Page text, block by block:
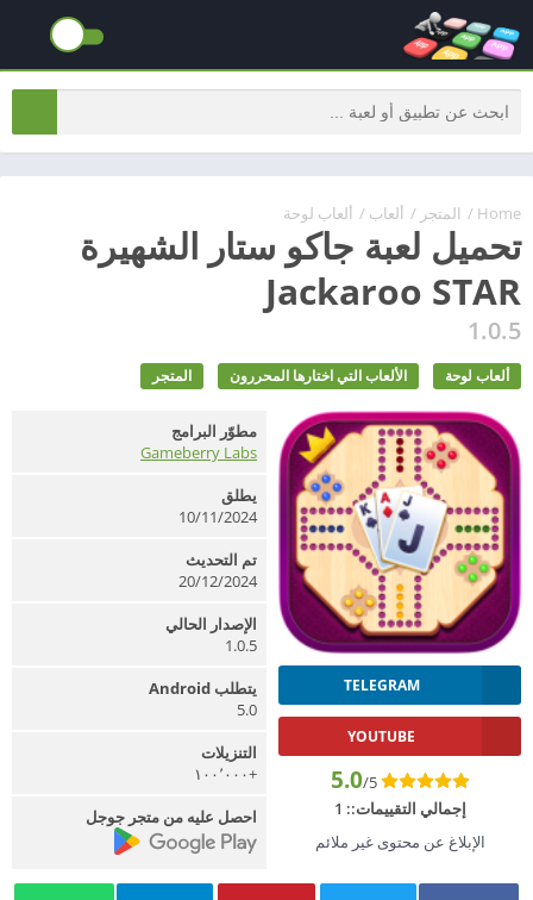
Home
/ المتجر / ألعاب / ألعاب لوحة
تحميل لعبة جاكو ستار الشهيرة
Jackaroo STAR
1.0.5
ألعاب لوحة الألعاب التي اختارها المحررون المتجر
TELEGRAM
YOUTUBE
5.0/5
إجمالي التقييمات:: 1
الإبلاغ عن محتوى غير ملائم
مطوّر البرامج
Gameberry Labs
يطلق
10/11/2024
تم التحديث
20/12/2024
الإصدار الحالي
1.0.5
يتطلب Android
5.0
التنزيلات
+١٠٠٬٠٠٠
احصل عليه من متجر جوجل